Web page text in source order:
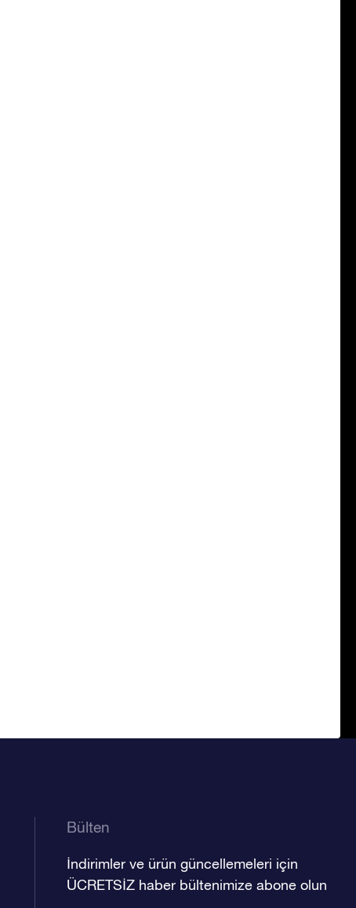
Bülten
İndirimler ve ürün güncellemeleri için
ÜCRETSİZ haber bültenimize abone olun